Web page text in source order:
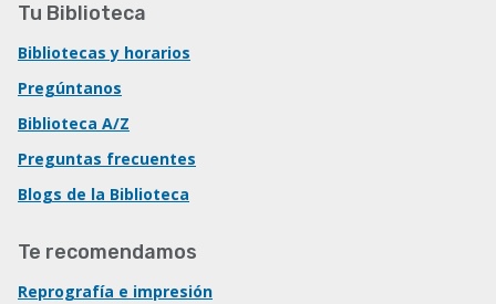
Tu Biblioteca
Bibliotecas y horarios
Pregúntanos
Biblioteca A/Z
Preguntas frecuentes
Blogs de la Biblioteca
Te recomendamos
Reprografía e impresión